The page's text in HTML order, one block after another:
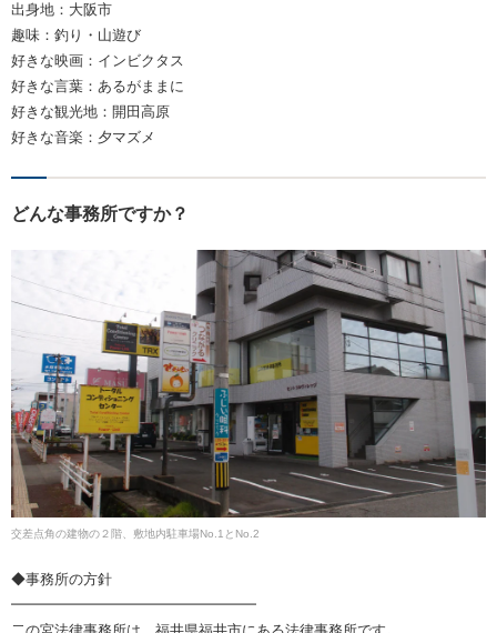
出身地：大阪市
趣味：釣り・山遊び
好きな映画：インビクタス
好きな言葉：あるがままに
好きな観光地：開田高原
好きな音楽：夕マズメ
どんな事務所ですか？
交差点角の建物の２階、敷地内駐車場No.1とNo.2
◆事務所の方針
━━━━━━━━━━━━━━━━━